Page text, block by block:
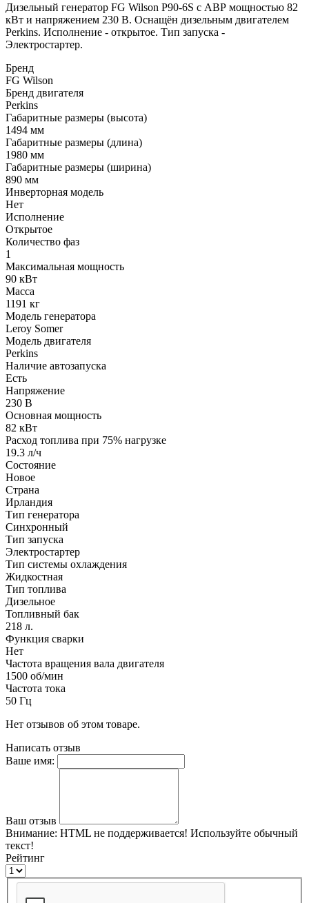
Дизельный генератор FG Wilson P90-6S с АВР мощностью 82
кВт и напряжением 230 В. Оснащён дизельным двигателем
Perkins. Исполнение - открытое. Тип запуска -
Электростартер.
Бренд
FG Wilson
Бренд двигателя
Perkins
Габаритные размеры (высота)
1494 мм
Габаритные размеры (длина)
1980 мм
Габаритные размеры (ширина)
890 мм
Инверторная модель
Нет
Исполнение
Открытое
Количество фаз
1
Максимальная мощность
90 кВт
Масса
1191 кг
Модель генератора
Leroy Somer
Модель двигателя
Perkins
Наличие автозапуска
Есть
Напряжение
230 В
Основная мощность
82 кВт
Расход топлива при 75% нагрузке
19.3 л/ч
Состояние
Новое
Страна
Ирландия
Тип генератора
Синхронный
Тип запуска
Электростартер
Тип системы охлаждения
Жидкостная
Тип топлива
Дизельное
Топливный бак
218 л.
Функция сварки
Нет
Частота вращения вала двигателя
1500 об/мин
Частота тока
50 Гц
Нет отзывов об этом товаре.
Написать отзыв
Ваше имя:
Ваш отзыв
Внимание: HTML не поддерживается! Используйте обычный
текст!
Рейтинг